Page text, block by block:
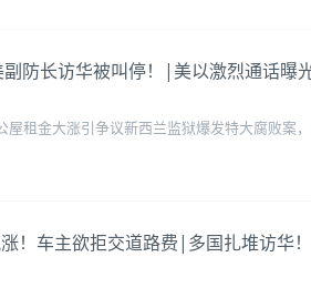
防长访华被叫停！|美以激烈通话
租金大涨引争议新西兰监狱爆发特大腐败案
！车主欲拒交道路费|多国扎堆访华